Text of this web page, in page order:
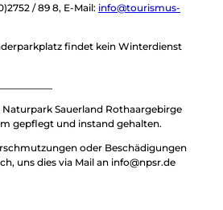
/ 89 8, E-Mail: info@tourismus-
findet kein Winterdienst
Sauerland Rothaargebirge
gepflegt und instand gehalten.
oder Beschädigungen
uns dies via Mail an info@npsr.de